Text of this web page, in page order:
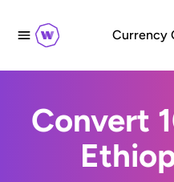
Currency
Convert